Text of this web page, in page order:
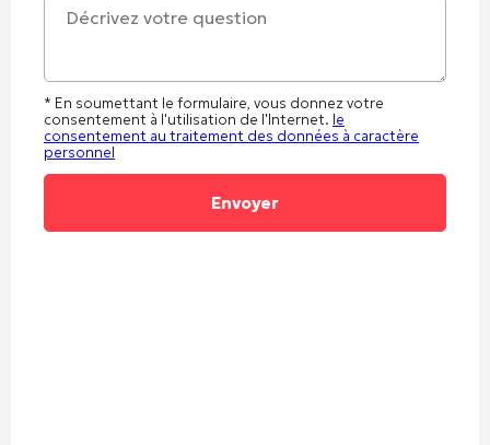
* En soumettant le formulaire, vous donnez votre
consentement à l'utilisation de l'Internet. le
consentement au traitement des données à caractère
personnel